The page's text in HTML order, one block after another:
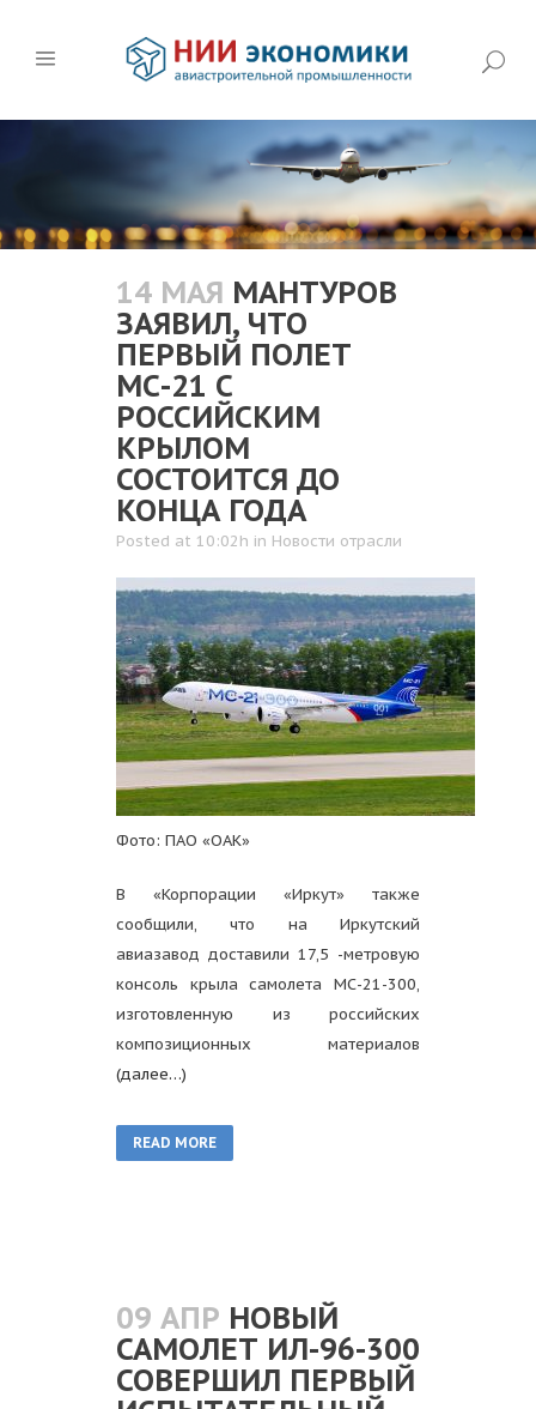
14 МАЯ МАНТУРОВ
ЗАЯВИЛ, ЧТО
ПЕРВЫЙ ПОЛЕТ
МС-21 С
РОССИЙСКИМ
КРЫЛОМ
СОСТОИТСЯ ДО
КОНЦА ГОДА
Posted at 10:02h in Новости отрасли
Фото: ПАО «ОАК»
В «Корпорации «Иркут» также
сообщили, что на Иркутский
авиазавод доставили 17,5 -метровую
консоль крыла самолета МС-21-300,
изготовленную из российских
композиционных материалов
(далее…)
READ MORE
09 АПР НОВЫЙ
САМОЛЕТ ИЛ-96-300
СОВЕРШИЛ ПЕРВЫЙ